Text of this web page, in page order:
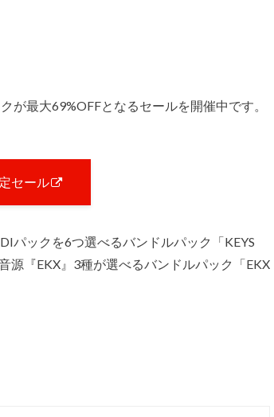
最大69%OFFとなるセールを開催中です。
セール
パックを6つ選べるバンドルパック「KEYS
源『EKX』3種が選べるバンドルパック「EKX